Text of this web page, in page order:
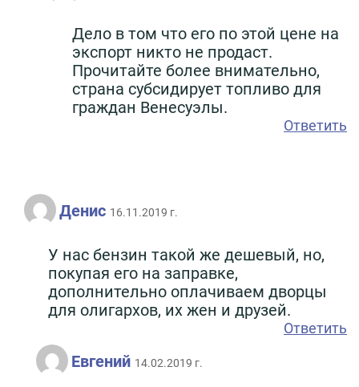
Дело в том что его по этой цене на
экспорт никто не продаст.
Прочитайте более внимательно,
страна субсидирует топливо для
граждан Венесуэлы.
Ответить
Денис 16.11.2019 г.
У нас бензин такой же дешевый, но,
покупая его на заправке,
дополнительно оплачиваем дворцы
для олигархов, их жен и друзей.
Ответить
Евгений 14.02.2019 г.